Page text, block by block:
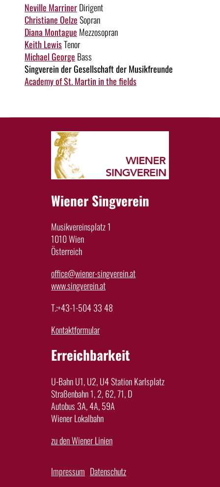
Neville MarrinerDirigent
Christiane OelzeSopran
Diana Montague Mezzosopran
Keith LewisTenor
Michael George Bass
Singverein der Gesellschaft der Musikfreunde
Academy of St. Martin in the fields
Wiener Singverein
Musikvereinsplatz 1
1010 Wien
Österreich
office@wiener-singverein.at
www.singverein.at
T.:+43-1-504 33 48
Kontaktformular
Erreichbarkeit
U-Bahn U1, U2, U4 Station Karlsplatz
Straßenbahn 1, 2, 62, 71, D
Autobus 3A, 4A, 59A
Wiener Lokalbahn
zu den Wiener Linien
Impressum Datenschutz